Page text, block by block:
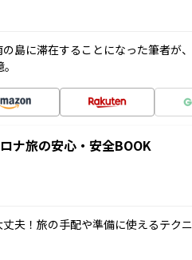
島に滞在することになった筆者が
ナ旅の安心・安全BOOK
夫！旅の手配や準備に使えるテク